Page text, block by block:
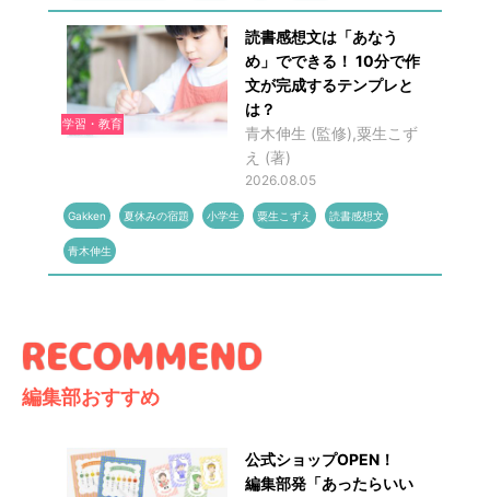
学習・教育
読書感想文は「あなう
め」でできる！ 10分で作
文が完成するテンプレと
は？
青木伸生 (監修),粟生こず
え (著)
2026.08.05
Gakken 夏休みの宿題 小学生 粟生こずえ 読書感想文
青木伸生
編集部おすすめ
公式ショップOPEN！
編集部発「あったらいい